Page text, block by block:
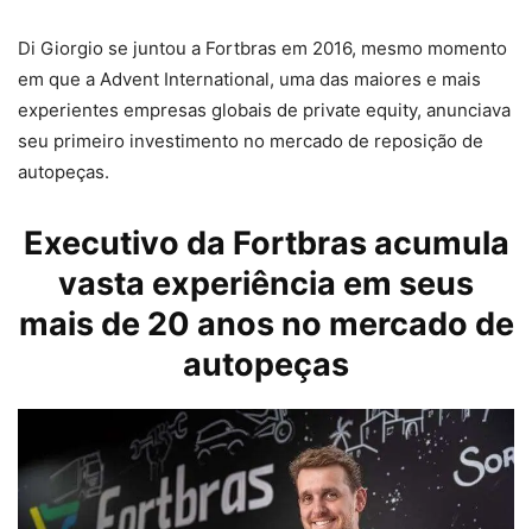
Di Giorgio se juntou a Fortbras em 2016, mesmo momento
em que a Advent International, uma das maiores e mais
experientes empresas globais de private equity, anunciava
seu primeiro investimento no mercado de reposição de
autopeças.
Executivo da Fortbras acumula
vasta experiência em seus
mais de 20 anos no mercado de
autopeças